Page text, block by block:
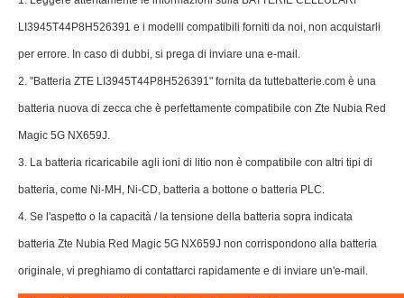
LI3945T44P8H526391 e i modelli compatibili forniti da noi, non acquistarli
per errore. In caso di dubbi, si prega di inviare una e-mail.
2. "Batteria ZTE LI3945T44P8H526391" fornita da tuttebatterie.com è una
batteria nuova di zecca che è perfettamente compatibile con Zte Nubia Red
Magic 5G NX659J.
3. La batteria ricaricabile agli ioni di litio non è compatibile con altri tipi di
batteria, come Ni-MH, Ni-CD, batteria a bottone o batteria PLC.
4. Se l'aspetto o la capacità / la tensione della batteria sopra indicata
batteria Zte Nubia Red Magic 5G NX659J non corrispondono alla batteria
originale, vi preghiamo di contattarci rapidamente e di inviare un'e-mail.